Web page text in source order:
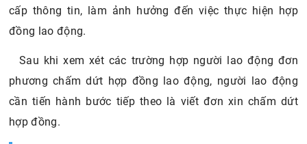
cấp thông tin, làm ảnh hưởng đến việc thực hiện hợp
đồng lao động.
Sau khi xem xét các trường hợp người lao động đơn
phương chấm dứt hợp đồng lao động, người lao động
cần tiến hành bước tiếp theo là viết đơn xin chấm dứt
hợp đồng.